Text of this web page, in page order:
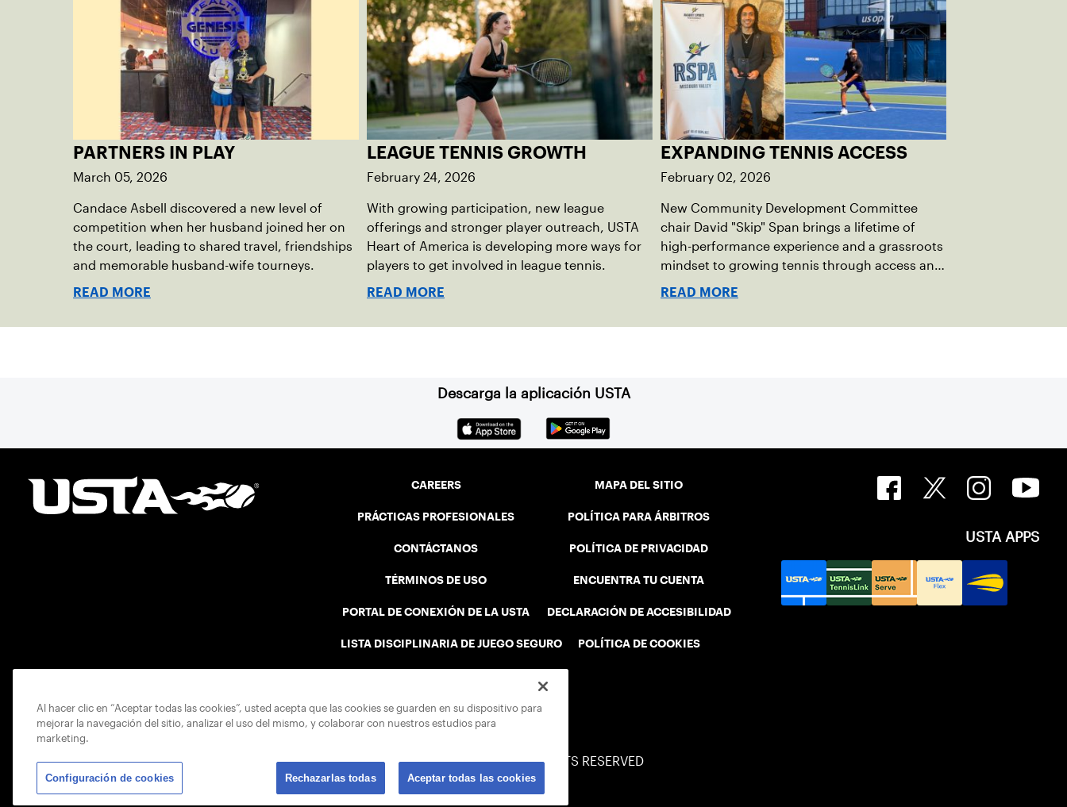
PARTNERS IN PLAY
March 05, 2026
Candace Asbell discovered a new level of
competition when her husband joined her on
the court, leading to shared travel, friendships
and memorable husband-wife tourneys.
READ MORE
LEAGUE TENNIS GROWTH
February 24, 2026
With growing participation, new league
offerings and stronger player outreach, USTA
Heart of America is developing more ways for
players to get involved in league tennis.
READ MORE
EXPANDING TENNIS ACCESS
February 02, 2026
New Community Development Committee
chair David "Skip" Span brings a lifetime of
high-performance experience and a grassroots
mindset to growing tennis through access and
outreach.
READ MORE
Descarga la aplicación USTA
CAREERS
PRÁCTICAS PROFESIONALES
CONTÁCTANOS
TÉRMINOS DE USO
PORTAL DE CONEXIÓN DE LA USTA
LISTA DISCIPLINARIA DE JUEGO SEGURO
MAPA DEL SITIO
POLÍTICA PARA ÁRBITROS
POLÍTICA DE PRIVACIDAD
ENCUENTRA TU CUENTA
DECLARACIÓN DE ACCESIBILIDAD
POLÍTICA DE COOKIES
USTA APPS
© 2026 USTA ALL RIGHTS RESERVED
Al hacer clic en “Aceptar todas las cookies”, usted acepta que las cookies se guarden en su dispositivo para
mejorar la navegación del sitio, analizar el uso del mismo, y colaborar con nuestros estudios para
marketing.
Configuración de cookies Rechazarlas todas Aceptar todas las cookies